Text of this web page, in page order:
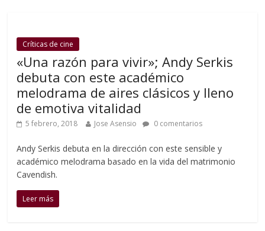
Críticas de cine
«Una razón para vivir»; Andy Serkis
debuta con este académico
melodrama de aires clásicos y lleno
de emotiva vitalidad
5 febrero, 2018 Jose Asensio 0 comentarios
Andy Serkis debuta en la dirección con este sensible y
académico melodrama basado en la vida del matrimonio
Cavendish.
Leer más